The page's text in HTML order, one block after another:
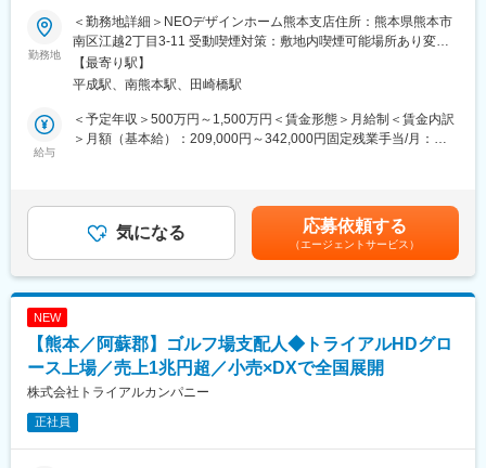
惜しまないため常に最先端の技術に触れることが可能。
変更の範囲：会社の定める業務
お客様のご要望を元に設計プランをご提示させていただきます
[STEP3]プラン調整・見積り
ご予算などご要望をお客様と一緒に打合せバランスをとっていき
ます
[STEP4]ご契約
ご契約内容をご確認いただき、ご契約を締結いたします
[STEP5]素材等の選択
きます
[STEP7]マイホームの完成・引き渡し
■勤務地は自宅から通える範囲
■固定残業40時間を超えることはほぼなし（平均残業約20時間）
■インセンティブ(初年度は粗利に対して7％支給)
勤務地
＜勤務地詳細＞NEOデザインホーム熊本支店住所：熊本県熊本市
南区江越2丁目3-11 受動喫煙対策：敷地内喫煙可能場所あり変更
の範囲：会社の定める事業所
【最寄り駅】
平成駅、南熊本駅、田崎橋駅
給与
＜予定年収＞500万円～1,500万円＜賃金形態＞月給制＜賃金内訳
＞月額（基本給）：209,000円～342,000円固定残業手当/月：
の実績により初任給を上記範囲内で決定します。■昇給年1回■月
次インセンティブ有(初年度は粗利に対して7％支給)■賞与年2回賃
金はあくまでも目安の金額であり、選考を通じて上下する可能性
があります。月給(月額)は固定手当を含めた表記です。
気になる 応募依頼する
（エージェントサービス）
NEW
【熊本／阿蘇郡】ゴルフ場支配人◆トライアルHDグロ
ース上場／売上1兆円超／小売×DXで全国展開
株式会社トライアルカンパニー
正社員